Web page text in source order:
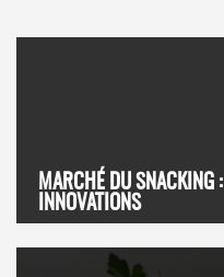
MARCHÉ DU SNACKING
INNOVATIONS